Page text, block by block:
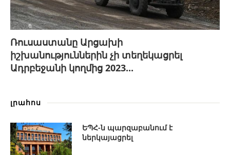
Ռուսաստանը Արցախի
իշխանություններին չի տեղեկացրել
Ադրբեջանի կողմից 2023...
լրահոս
ԵՊՀ-ն պարզաբանում է
ներկայացրել